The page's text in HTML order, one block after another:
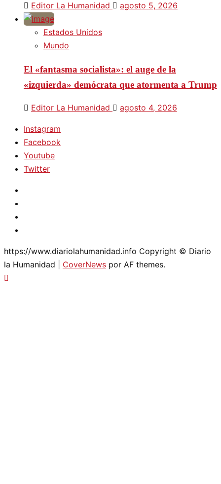
Editor La Humanidad agosto 5, 2026
Estados Unidos
Mundo
El «fantasma socialista»: el auge de la
«izquierda» demócrata que atormenta a Trump
Editor La Humanidad agosto 4, 2026
Instagram
Facebook
Youtube
Twitter
https://www.diariolahumanidad.info Copyright © Diario
la Humanidad
CoverNews por AF themes.